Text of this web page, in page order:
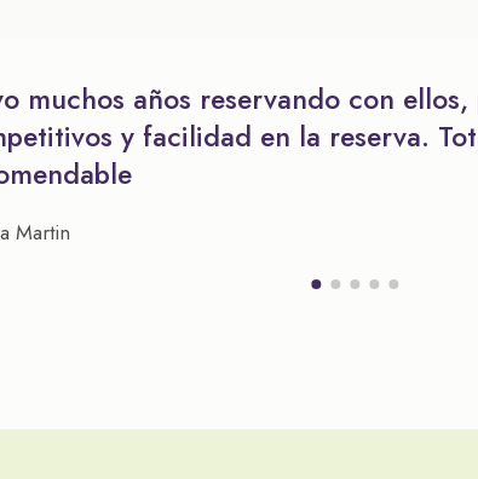
muchos años reservando con
y facilidad en la reserva.
Martin